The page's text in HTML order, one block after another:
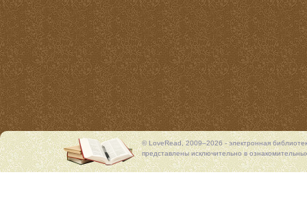
© LoveRead, 2009–2026 - электронная
представлены исключительно в